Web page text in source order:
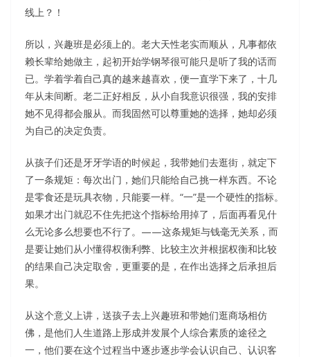
线上？！
所以，兴趣班是必须上的。老大天性老实而顺从，凡事都依
赖长辈给她做主，起初开始学钢琴很可能只是听了我的话而
已。学着学着自己真的越来越喜欢，便一直学下来了，十几
年从未间断。老二正好相反，从小自我意识很强，我的安排
她不见得都会服从。而我固然可以尊重她的选择，她却必须
为自己的决定负责。
从孩子们还是牙牙学语的时候起，我带她们去逛街，就定下
了一条规矩：每次出门，她们只能给自己挑一样东西。不论
是零食还是玩具衣物，只能要一样。“一”是一个硬性的指标。
如果才出门就忍不住先把这个指标给用掉了，后面再看见什
么无论多么想要也不行了。——这条规矩与钱毫无关系，而
是要让她们从小懂得权衡利弊、比较主次并根据权衡和比较
的结果自己决定取舍，更重要的是，在作出选择之后承担后
果。
从这个意义上讲，送孩子去上兴趣班和带她们逛商场相仿
佛，是他们人生道路上形成并发展个人综合素质的途径之
一，他们要在这个过程当中逐步逐步学会认识自己、认识客